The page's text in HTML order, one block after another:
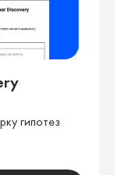
гипотез